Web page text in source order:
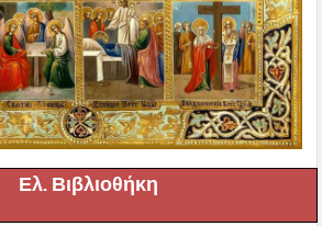
Ελ. Βιβλιοθήκη